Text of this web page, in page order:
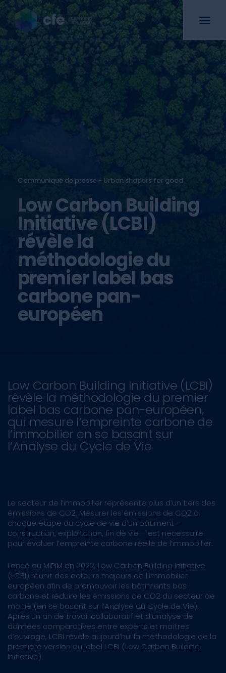
Communiqué de presse - Urban shapers for good
Low Carbon Building
Initiative (LCBI)
révèle la
méthodologie du
premier label bas
carbone pan-
européen
Low Carbon Building Initiative (LCBI)
révèle la méthodologie du premier
label bas carbone pan-européen,
qui mesure l’empreinte carbone de
l’immobilier en se basant sur
l’Analyse du Cycle de Vie
Le secteur de l’immobilier représente plus d’un tiers des
émissions de CO2. Mesurer les émissions de CO2 à
chaque étape du cycle de vie d’un bâtiment –
construction, exploitation, fin de vie – est nécessaire
pour évaluer l’empreinte carbone réelle de l’immobilier.
Lancé au MIPIM en 2022, Low Carbon Building Initiative
(LCBI) réunit des acteurs majeurs de l’immobilier
européen afin de promouvoir les bâtiments bas
carbone et réduire les émissions de CO2 du secteur de
moitié (en se basant sur l’Analyse du Cycle de Vie).
Après un an de travail collaboratif et d’analyse de
données comparatives entre experts et maîtres
d’ouvrage, LCBI révèle aujourd’hui la méthodologie de la
première version du label LCBI (Low Carbon Building
Initiative).